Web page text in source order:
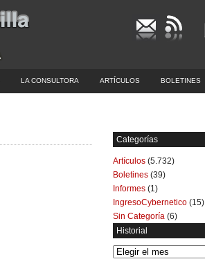
LA CONSULTORA ARTÍCULOS BOLETINES
Categorías
Artículos (5.732)
Boletines (39)
Informes (1)
IngresoCybernetico (15)
Sin Categoría (6)
Historial
Historial